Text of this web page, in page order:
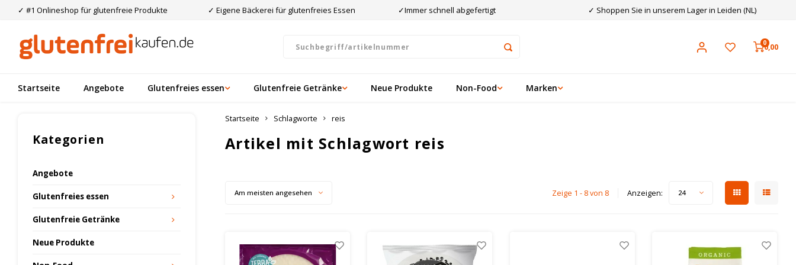
✓ #1 Onlineshop für glutenfreie Produkte ✓ Eigene Bäckerei für glutenfreies Essen ✓Immer schnell abgefertigt ✓ Shoppen Sie in unserem Lager in Leiden (NL)
00,00
Startseite Angebote Glutenfreies essen Glutenfreie Getränke Neue Produkte Non-Food Marken
Kategorien
Angebote
Glutenfreies essen
Glutenfreie Getränke
Neue Produkte
Startseite Schlagworte reis
Artikel mit Schlagwort reis
Am meisten angesehen Zeige 1 - 8 von 8 Anzeigen: 24